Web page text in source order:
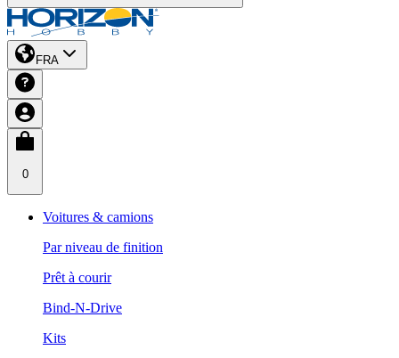
FRA
0
Voitures & camions
Par niveau de finition
Prêt à courir
Bind-N-Drive
Kits